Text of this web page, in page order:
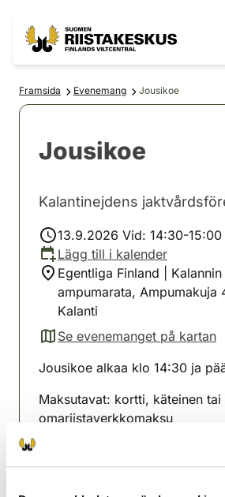
Framsida Evenemang Jousikoe
Jousikoe
Kalantinejdens
13.9.2026 Vid: 14:30-15:00
Lägg till i kalender
Egentliga Finland |
ampumarata, Ampumakuja
Kalanti
Se evenemanget på kartan
(avautuu uuteen välilehteen)
Jousikoe alkaa klo 14:30 ja
Maksutavat: kortti, käteinen tai
omariistaverkkomaksu
0400239844